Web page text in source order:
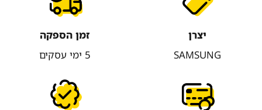
יצרן
SAMSUNG
זמן הספקה
5 ימי עסקים